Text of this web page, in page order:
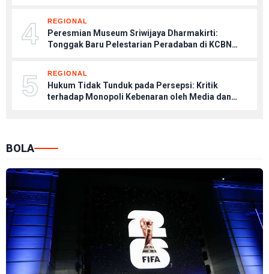
4 REGIONAL
Peresmian Museum Sriwijaya Dharmakirti:
Tonggak Baru Pelestarian Peradaban di KCBN
5 REGIONAL
Hukum Tidak Tunduk pada Persepsi: Kritik
terhadap Monopoli Kebenaran oleh Media dan
BOLA